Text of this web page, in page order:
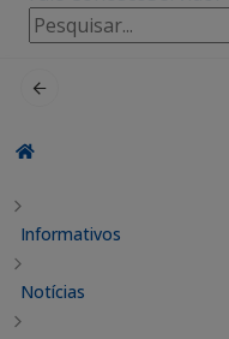
Pesquisar
por:
Informativos
Notícias